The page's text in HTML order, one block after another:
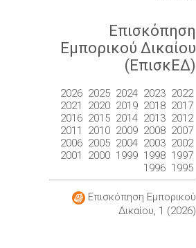
Επισκόπηση
Εμπορικού Δικαίου
(ΕπισκΕΔ)
2026 2025 2024 2023 2022
2021
2020 2019 2018 2017
2016 2015 2014 2013 2012
2011
2010 2009 2008 2007
2006 2005 2004 2003 2002
2001
2000 1999 1998 1997
1996 1995
Επισκόπηση Εμπορικού
Δικαίου, 1 (2026)